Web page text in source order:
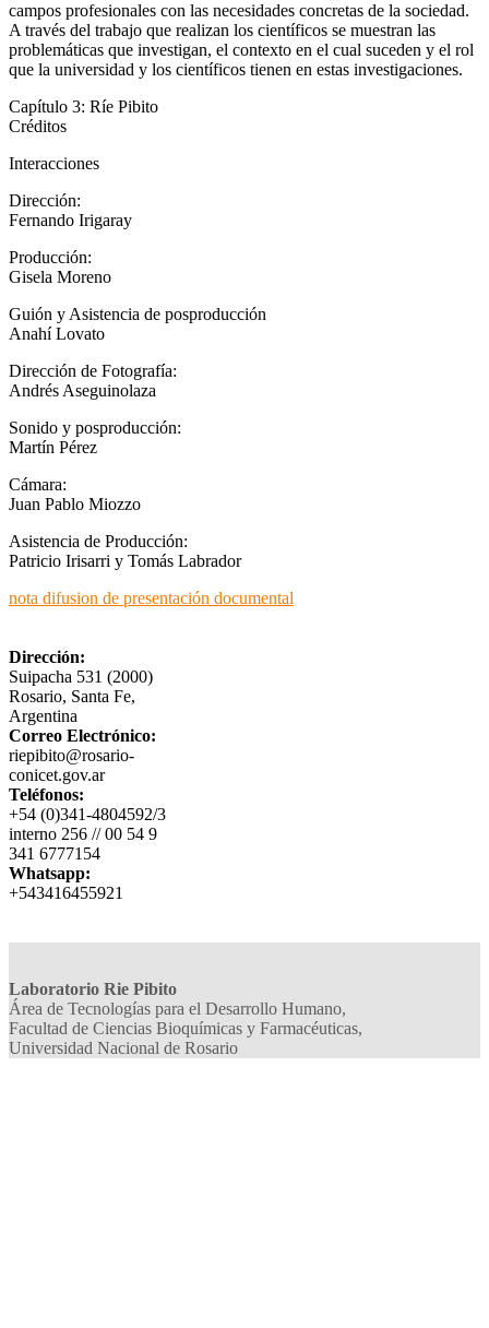
campos profesionales con las necesidades concretas de la sociedad.
A través del trabajo que realizan los científicos se muestran las
problemáticas que investigan, el contexto en el cual suceden y el rol
que la universidad y los científicos tienen en estas investigaciones.
Capítulo 3: Ríe Pibito
Créditos
Interacciones
Dirección:
Fernando Irigaray
Producción:
Gisela Moreno
Guión y Asistencia de posproducción
Anahí Lovato
Dirección de Fotografía:
Andrés Aseguinolaza
Sonido y posproducción:
Martín Pérez
Cámara:
Juan Pablo Miozzo
Asistencia de Producción:
Patricio Irisarri y Tomás Labrador
nota difusion de presentación documental
Dirección:
Suipacha 531 (2000)
Rosario, Santa Fe,
Argentina
Correo Electrónico:
riepibito@rosario-
conicet.gov.ar
Teléfonos:
+54 (0)341-4804592/3
interno 256 // 00 54 9
341 6777154
Whatsapp:
+543416455921
Laboratorio Rie Pibito
Área de Tecnologías para el Desarrollo Humano,
Facultad de Ciencias Bioquímicas y Farmacéuticas,
Universidad Nacional de Rosario